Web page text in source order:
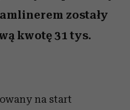
zostały
kwotę 31 tys.
na start